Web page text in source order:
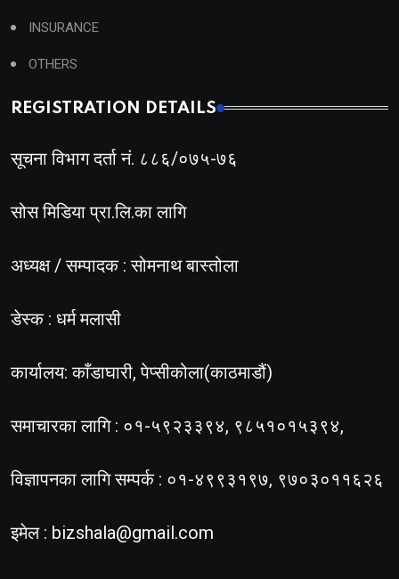
INSURANCE
OTHERS
REGISTRATION DETAILS
सूचना विभाग दर्ता नं. ८८६/०७५-७६
सोस मिडिया प्रा.लि.का लागि
अध्यक्ष / सम्पादक : सोमनाथ बास्तोला
डेस्क : धर्म मलासी
कार्यालय: काँडाघारी, पेप्सीकोला(काठमाडौं)
समाचारका लागि : ०१-५९२३३९४, ९८५१०१५३९४,
विज्ञापनका लागि सम्पर्क : ०१-४९९३१९७, ९७०३०११६२६
इमेल : bizshala@gmail.com